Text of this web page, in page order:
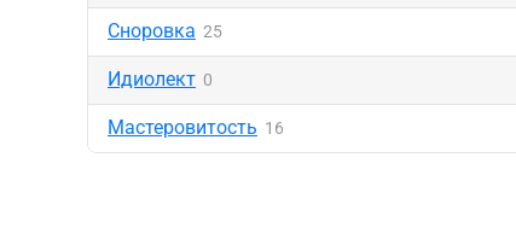
Сноровка 25
Идиолект 0
Мастеровитость 16